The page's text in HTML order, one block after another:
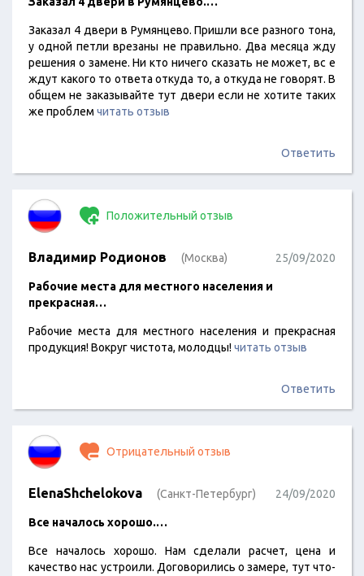
Заказал 4 двери в Румянцево. Пришли все разного тона,
у одной петли врезаны не правильно. Два месяца жду
решения о замене. Ни кто ничего сказать не может, вс е
ждут какого то ответа откуда то, а откуда не говорят. В
общем не заказывайте тут двери если не хотите таких
же проблем читать отзыв
Ответить
Положительный отзыв
Владимир Родионов (Москва) 25/09/2020
Рабочие места для местного населения и
прекрасная…
Рабочие места для местного населения и прекрасная
продукция! Вокруг чистота, молодцы!читать отзыв
Ответить
Отрицательный отзыв
ElenaShchelokova (Санкт-Петербург) 24/09/2020
Все началось хорошо.…
Все началось хорошо. Нам сделали расчет, цена и
качество нас устроили. Договорились о замере, тут что-